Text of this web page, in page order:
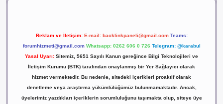
Reklam ve İletişim: E-mail: backlinkpaneli@gmail.com Teams:
forumhizmeti@gmail.com Whatsapp: 0262 606 0 726 Telegram: @karabul
Yasal Uyarı: Sitemiz, 5651 Sayılı Kanun gereğince Bilgi Teknolojileri ve
İletişim Kurumu (BTK) tarafından onaylanmış bir Yer Sağlayıcı olarak
hizmet vermektedir. Bu nedenle, sitedeki içerikleri proaktif olarak
denetleme veya araştırma yükümlülüğümüz bulunmamaktadır. Ancak,
üyelerimiz yazdıkları içeriklerin sorumluluğunu taşımakta olup, siteye üye